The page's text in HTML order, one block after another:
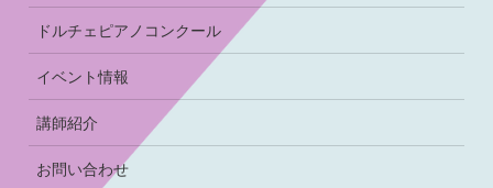
ドルチェピアノコンクール
イベント情報
講師紹介
お問い合わせ